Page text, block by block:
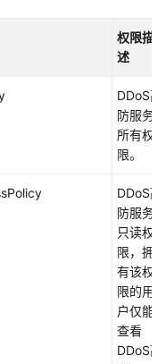
权限描
述
DDoS高
防服务
所有权
限。
DDoS高
防服务
只读权
限，拥
有该权
限的用
户仅能
查看
DDoS高